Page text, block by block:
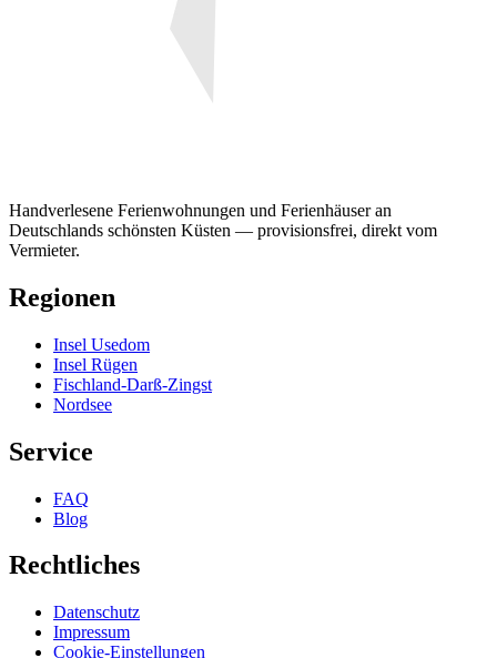
Handverlesene Ferienwohnungen und Ferienhäuser an
Deutschlands schönsten Küsten — provisionsfrei, direkt vom
Vermieter.
Regionen
Insel Usedom
Insel Rügen
Fischland-Darß-Zingst
Nordsee
Service
FAQ
Blog
Rechtliches
Datenschutz
Impressum
Cookie-Einstellungen